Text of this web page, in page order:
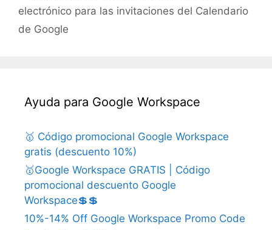
electrónico para las invitaciones del Calendario
de Google
Ayuda para Google Workspace
🥇 Código promocional Google Workspace
gratis (descuento 10%)
🥇Google Workspace GRATIS | Código
promocional descuento Google
Workspace💲💲
10%-14% Off Google Workspace Promo Code